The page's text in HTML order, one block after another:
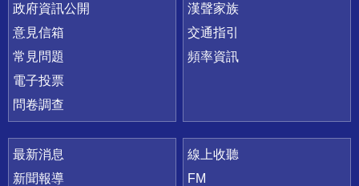
政府資訊公開
意見信箱
常見問題
電子投票
問卷調查
漢聲家族
交通指引
頻率資訊
最新消息
新聞報導
線上收聽
FM